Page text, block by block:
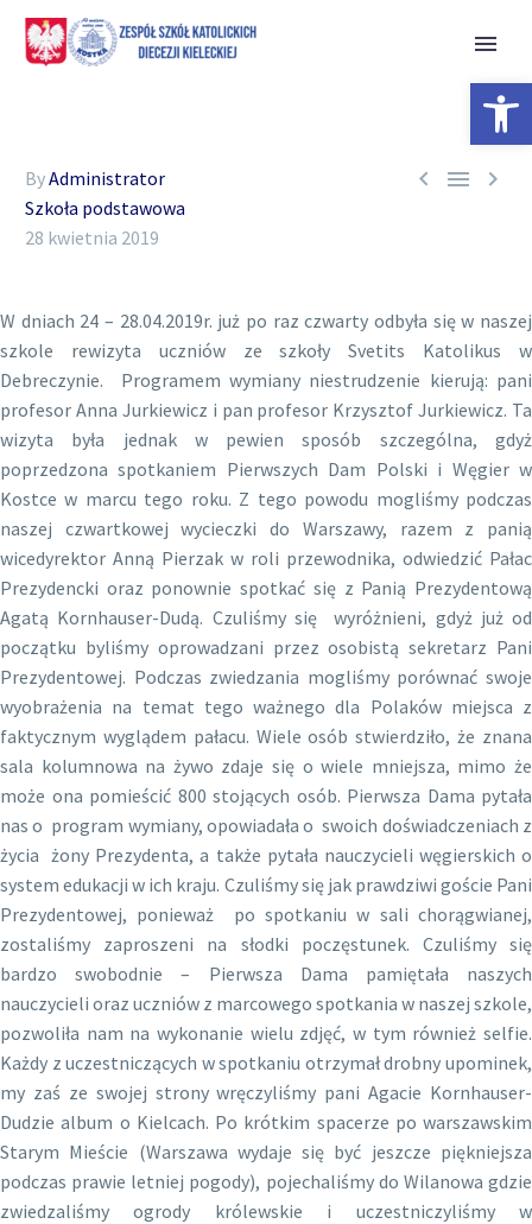
  
ByAdministrator
Szkoła podstawowa
28 kwietnia 2019
W dniach 24 – 28.04.2019r. już po raz czwarty odbyła się w naszej
szkole rewizyta uczniów ze szkoły Svetits Katolikus w
Debreczynie. Programem wymiany niestrudzenie kierują: pani
profesor Anna Jurkiewicz i pan profesor Krzysztof Jurkiewicz. Ta
wizyta była jednak w pewien sposób szczególna, gdyż
poprzedzona spotkaniem Pierwszych Dam Polski i Węgier w
Kostce w marcu tego roku. Z tego powodu mogliśmy podczas
naszej czwartkowej wycieczki do Warszawy, razem z panią
wicedyrektor Anną Pierzak w roli przewodnika, odwiedzić Pałac
Prezydencki oraz ponownie spotkać się z Panią Prezydentową
Agatą Kornhauser-Dudą. Czuliśmy się wyróżnieni, gdyż już od
początku byliśmy oprowadzani przez osobistą sekretarz Pani
Prezydentowej. Podczas zwiedzania mogliśmy porównać swoje
wyobrażenia na temat tego ważnego dla Polaków miejsca z
faktycznym wyglądem pałacu. Wiele osób stwierdziło, że znana
sala kolumnowa na żywo zdaje się o wiele mniejsza, mimo że
może ona pomieścić 800 stojących osób. Pierwsza Dama pytała
nas o program wymiany, opowiadała o swoich doświadczeniach z
życia żony Prezydenta, a także pytała nauczycieli węgierskich o
system edukacji w ich kraju. Czuliśmy się jak prawdziwi goście Pani
Prezydentowej, ponieważ po spotkaniu w sali chorągwianej,
zostaliśmy zaproszeni na słodki poczęstunek. Czuliśmy się
bardzo swobodnie – Pierwsza Dama pamiętała naszych
nauczycieli oraz uczniów z marcowego spotkania w naszej szkole,
pozwoliła nam na wykonanie wielu zdjęć, w tym również selfie.
Każdy z uczestniczących w spotkaniu otrzymał drobny upominek,
my zaś ze swojej strony wręczyliśmy pani Agacie Kornhauser-
Dudzie album o Kielcach. Po krótkim spacerze po warszawskim
Starym Mieście (Warszawa wydaje się być jeszcze piękniejsza
podczas prawie letniej pogody), pojechaliśmy do Wilanowa gdzie
zwiedzaliśmy ogrody królewskie i uczestniczyliśmy w